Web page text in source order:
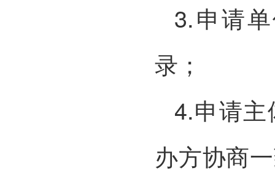
3.申请
录；
4.申请
办方协商